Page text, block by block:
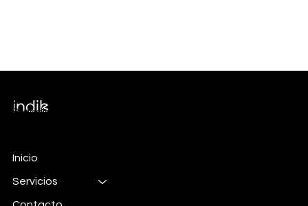
Branding & Marketing
Inicio
Servicios